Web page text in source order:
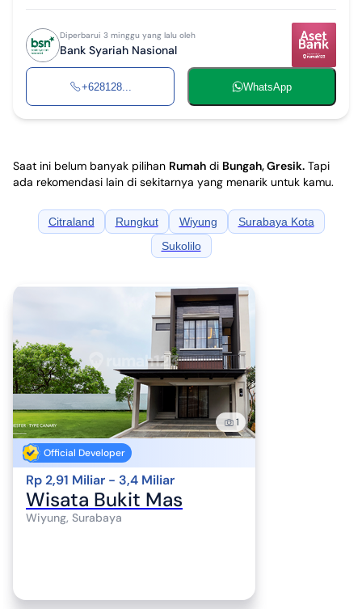
Diperbarui 3 minggu yang lalu oleh
Bank Syariah Nasional
+628128... WhatsApp
Saat ini belum banyak pilihan Rumah di Bungah, Gresik. Tapi
ada rekomendasi lain di sekitarnya yang menarik untuk kamu.
Citraland Rungkut Wiyung
Surabaya Kota
Sukolilo
1
Official Developer
Rp 2,91 Miliar - 3,4 Miliar
Wisata Bukit Mas
Wiyung, Surabaya